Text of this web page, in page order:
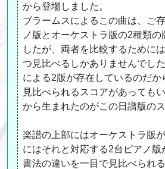
から登場しました。
ブラームスによるこの曲は、ご
ノ版とオーケストラ版の2種類の
したが、両者を比較するために
つ見比べるしかありませんでし
による2版が存在しているのだか
見比べられるスコアがあっても
から生まれたのがこの日譜版のス
楽譜の上部にはオーケストラ版
にはそれと対応する2台ピアノ版
書法の違いを一目で見比べられ